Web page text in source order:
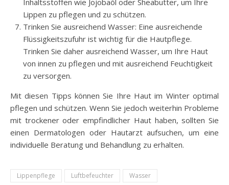
Lippen zu pflegen und zu schützen.
Trinken Sie ausreichend Wasser: Eine ausreichende
Flüssigkeitszufuhr ist wichtig für die Hautpflege.
Trinken Sie daher ausreichend Wasser, um Ihre Haut
von innen zu pflegen und mit ausreichend Feuchtigkeit
zu versorgen.
Mit diesen Tipps können Sie Ihre Haut im Winter optimal
pflegen und schützen. Wenn Sie jedoch weiterhin Probleme
mit trockener oder empfindlicher Haut haben, sollten Sie
einen Dermatologen oder Hautarzt aufsuchen, um eine
individuelle Beratung und Behandlung zu erhalten.
Lippenpflege Luftbefeuchter Wasser